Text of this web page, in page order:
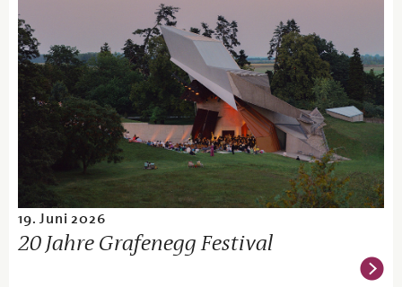
19. Juni 2026
20 Jahre Grafenegg Festival